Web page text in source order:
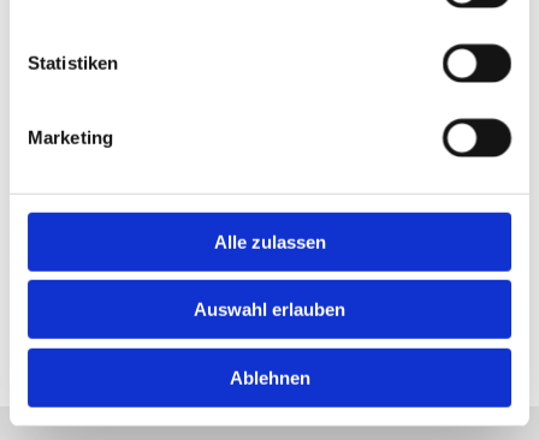
Statistiken
Marketing
Alle zulassen
Auswahl erlauben
Ablehnen
Geschäftsführer